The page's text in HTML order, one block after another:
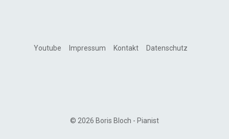
Youtube Impressum Kontakt Datenschutz
© 2026 Boris Bloch - Pianist